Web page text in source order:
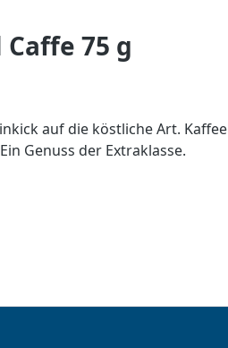
75 g
auf die köstliche Art.
Genuss der Extraklasse.